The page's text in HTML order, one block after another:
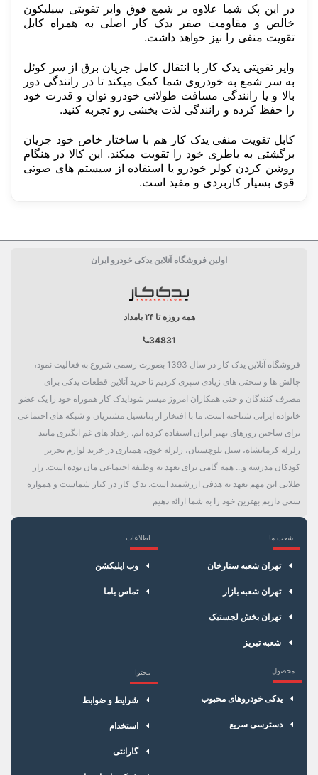
در این پک شما علاوه بر شمع فوق وایر تقویتی سیلیکون
خالص و مقاومت صفر یدک کار اصلی به همراه کابل
تقویت منفی را نیز خواهد داشت.
وایر تقویتی یدک کار با انتقال کامل جریان برق از سر کوئل
به سر شمع به خودروی شما کمک میکند تا در رانندگی دور
بالا و یا رانندگی مسافت طولانی خودرو توان و قدرت خود
را حفظ کرده و رانندگی لذت بخشی رو تجربه کنید.
کابل تقویت منفی یدک کار هم با ساختار خاص خود جریان
برگشتی به باطری خود را تقویت میکند. این کالا در هنگام
روشن کردن کولر خودرو یا استفاده از سیستم های صوتی
قوی بسیار کاربردی و مفید است.
افزایش شتاب و قدرت
اولین فروشگاه آنلاین یدکی خودرو ایران
همه روزه تا ۲۴ بامداد
34831
فروشگاه آنلاین یدک کار در سال 1393 بصورت رسمی شروع به فعالیت نمود،
چالش ها و سختی های زیادی سپری کردیم تا خرید آنلاین قطعات یدکی برای
مصرف کنندگان و حتی همکاران امروز میسر شود!یدک کار هموراه خود را یک عضو
خانواده ایرانی شناخته است. ما با افتخار از پتانسیل مشتریان و شبکه های اجتماعی
برای ساختن روزهای بهتر ایران استفاده کرده ایم. رخداد های غم انگیزی مانند
زلزله کرمانشاه، سیل بلوچستان، زلزله خوی، همیاری در خرید لوازم تحریر
کودکان مدرسه و... همه گامی برای تعهد به وظیفه اجتماعی مان بوده است. راز
طلایی این مهم تعهد به هدفی ارزشمند است. یدک کار در کنار شماست و همواره
سعی داریم بهترین خود را به شما ارائه دهیم
شعب ما
تهران شعبه ستارخان
تهران شعبه بازار
تهران بخش لجستیک
شعبه تبریز
اطلاعات
وب اپلیکشن
تماس باما
محصول
یدکی خودروهای محبوب
دسترسی سریع
محتوا
شرایط و ضوابط
استخدام
گارانتی
×